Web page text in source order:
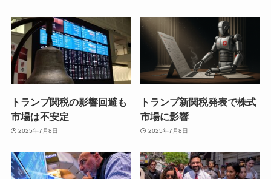
トランプ関税の影響回避も
市場は不安定
2025年7月8日
トランプ新関税発表で株式
市場に影響
2025年7月8日